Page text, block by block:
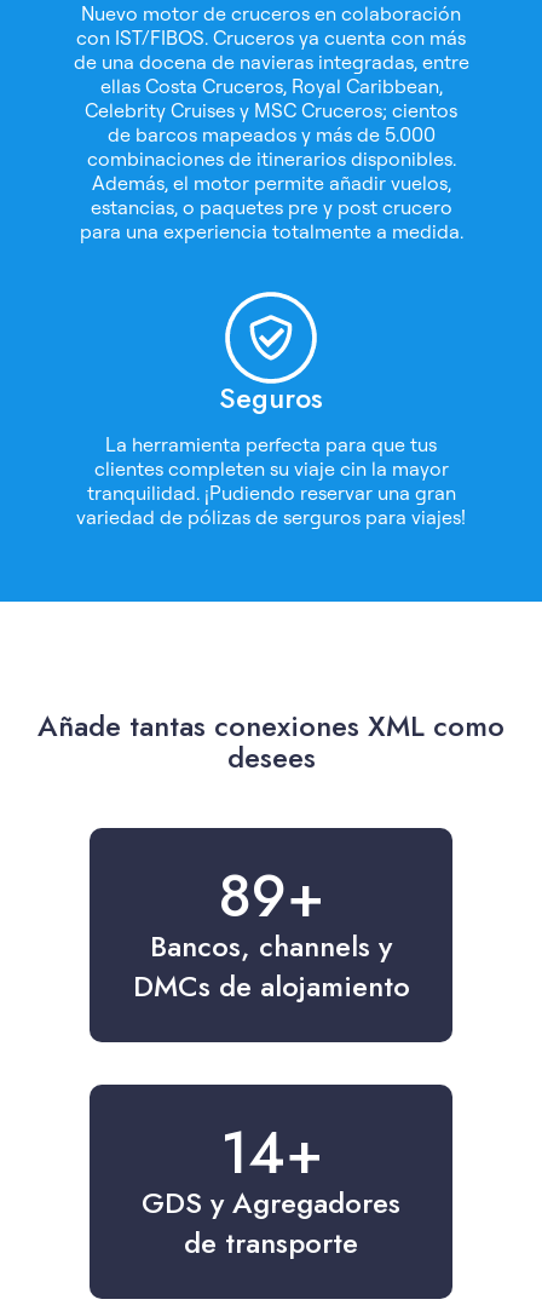
Nuevo motor de cruceros en colaboración
con IST/FIBOS. Cruceros ya cuenta con más
de una docena de navieras integradas, entre
ellas Costa Cruceros, Royal Caribbean,
Celebrity Cruises y MSC Cruceros; cientos
de barcos mapeados y más de 5.000
combinaciones de itinerarios disponibles.
Además, el motor permite añadir vuelos,
estancias, o paquetes pre y post crucero
para una experiencia totalmente a medida.
Seguros
La herramienta perfecta para que tus
clientes completen su viaje cin la mayor
tranquilidad. ¡Pudiendo reservar una gran
variedad de pólizas de serguros para viajes!
Añade tantas conexiones XML como
desees
100+
Bancos, channels y
DMCs de alojamiento
15+
GDS y Agregadores
de transporte